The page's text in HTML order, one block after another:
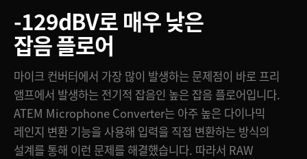
-129dBV로 매우 낮은
잡음 플로어
마이크 컨버터에서 가장 많이 발생하는 문제점이 바로 프리
앰프에서 발생하는 전기적 잡음인 높은 잡음 플로어입니다.
ATEM Microphone Converter는 아주 높은 다이나믹
레인지 변환 기능을 사용해 입력을 직접 변환하는 방식의
설계를 통해 이런 문제를 해결했습니다. 따라서 RAW